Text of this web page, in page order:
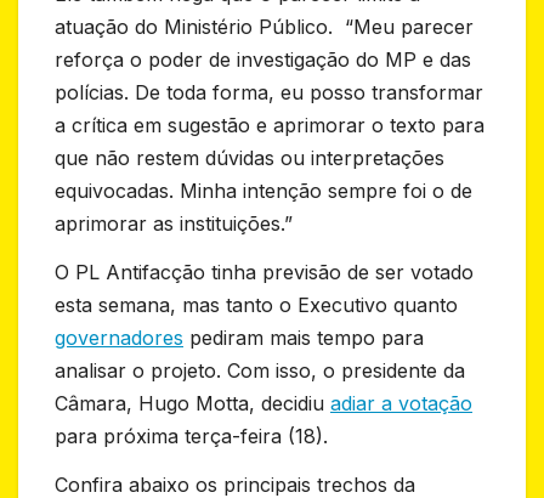
atuação do Ministério Público. “Meu parecer
reforça o poder de investigação do MP e das
polícias. De toda forma, eu posso transformar
a crítica em sugestão e aprimorar o texto para
que não restem dúvidas ou interpretações
equivocadas. Minha intenção sempre foi o de
aprimorar as instituições.”
O PL Antifacção tinha previsão de ser votado
esta semana, mas tanto o Executivo quanto
governadores pediram mais tempo para
analisar o projeto. Com isso, o presidente da
Câmara, Hugo Motta, decidiu adiar a votação
para próxima terça-feira (18).
Confira abaixo os principais trechos da